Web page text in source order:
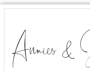
Annies &